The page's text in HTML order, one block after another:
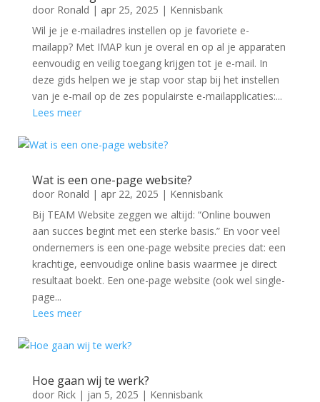
door Ronald | apr 25, 2025 | Kennisbank
Wil je je e-mailadres instellen op je favoriete e-
mailapp? Met IMAP kun je overal en op al je apparaten
eenvoudig en veilig toegang krijgen tot je e-mail. In
deze gids helpen we je stap voor stap bij het instellen
van je e-mail op de zes populairste e-mailapplicaties:...
Lees meer
Wat is een one-page website?
door Ronald | apr 22, 2025 | Kennisbank
Bij TEAM Website zeggen we altijd: “Online bouwen
aan succes begint met een sterke basis.” En voor veel
ondernemers is een one-page website precies dat: een
krachtige, eenvoudige online basis waarmee je direct
resultaat boekt. Een one-page website (ook wel single-
page...
Lees meer
Hoe gaan wij te werk?
door Rick| jan 5, 2025 | Kennisbank